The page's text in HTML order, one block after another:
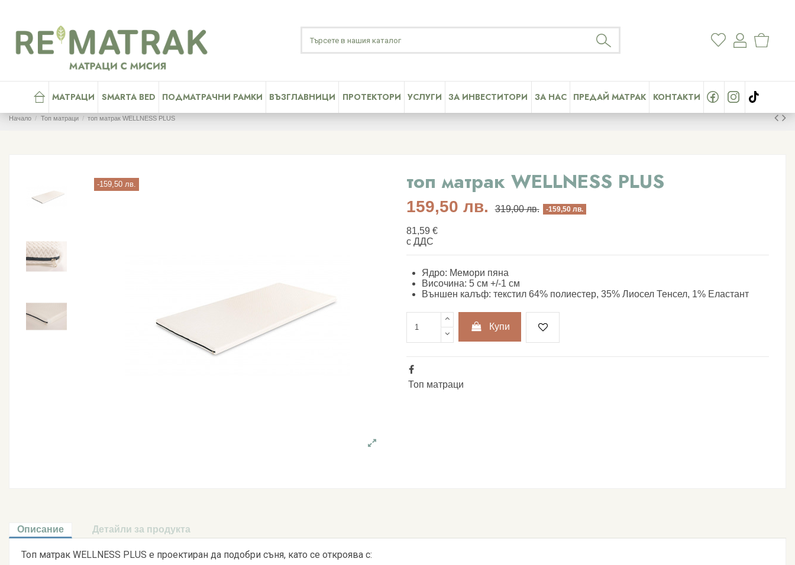
МАТРАЦИ SMARTA BED ПОДМАТРАЧНИ РАМКИ ВЪЗГЛАВНИЦИ ПРОТЕКТОРИ УСЛУГИ ЗА ИНВЕСТИТОРИ ЗА НАС ПРЕДАЙ МАТРАК КОНТАКТИ
Начало Топ матраци топ матрак WELLNESS PLUS
-159,50 лв. топ матрак WELLNESS PLUS
159,50 лв. 319,00 лв. -159,50 лв.
81,59 €
с ДДС
Ядро: Мемори пяна
Височина: 5 см +/-1 см
Външен калъф: текстил 64% полиестер, 35% Лиосел Тенсел, 1% Еластант
Купи
Топ матраци
Описание Детайли за продукта
Топ матрак WELLNESS PLUS е проектиран да подобри съня, като се откроява с: